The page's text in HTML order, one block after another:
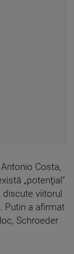
Costa,
„potenţial”
viitorul
Putin a afirmat
Schroeder